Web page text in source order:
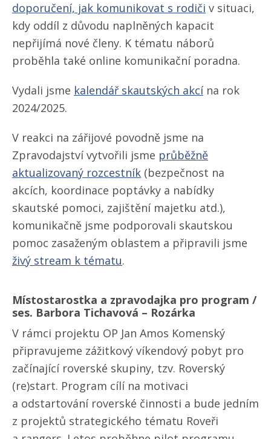
doporučení, jak komunikovat s rodiči v situaci,
kdy oddíl z důvodu naplněných kapacit
nepřijímá nové členy. K tématu náborů
proběhla také online komunikační poradna.
Vydali jsme kalendář skautských akcína rok
2024/​2025.
V reakci na zářijové povodně jsme na
Zpravodajství vytvořili jsme průběžně
aktualizovaný rozcestník (bezpečnost na
akcích, koordinace poptávky a nabídky
skautské pomoci, zajištění majetku atd.),
komunikačně jsme podporovali skautskou
pomoc zasaženým oblastem a připravili jsme
živý stream k tématu.
Místostarostka a zpravodajka pro program /
ses. Barbora Tichavová – Rozárka
V rámci projektu OP Jan Amos Komenský
připravujeme zážitkový víkendový pobyt pro
začínající roverské skupiny, tzv. Roverský
(re)start. Program cílí na motivaci
a odstartování roverské činnosti a bude jedním
z projektů strategického tématu Roveři